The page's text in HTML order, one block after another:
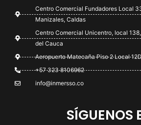
Centro Comercial Fundadores Local
Manizales, Caldas
Centro Comercial Unicentro, local
del Cauca
Aeropuerto Matecaña Piso 2 Local 12D
+57 323 8106962
info@inmersso.co
SÍGUENOS